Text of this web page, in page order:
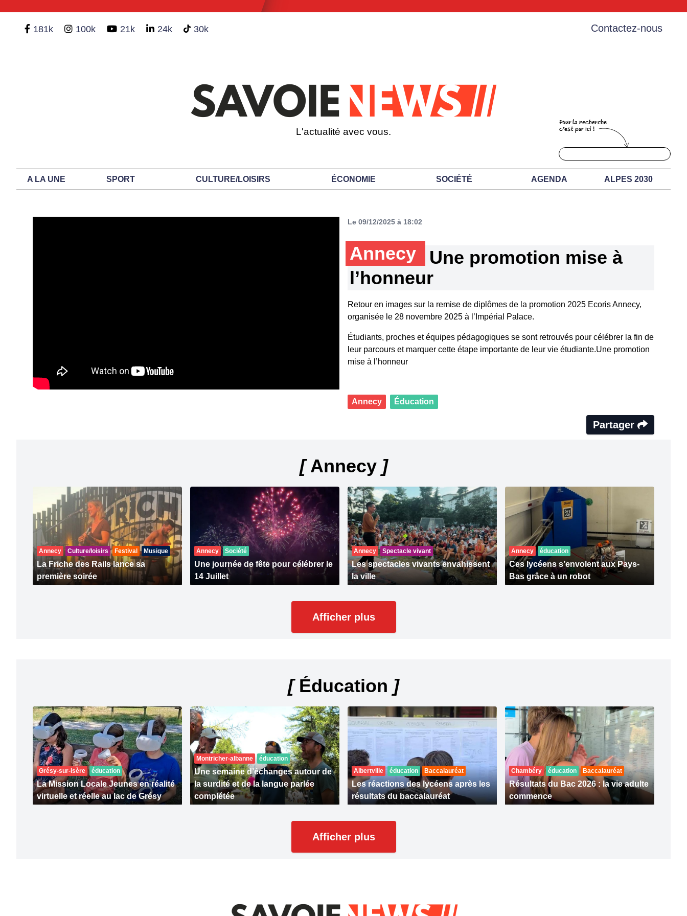
181k 100k 21k 24k 30k Contactez-nous
L'actualité avec vous.
A LA UNE SPORT CULTURE/LOISIRS ÉCONOMIE SOCIÉTÉ AGENDA ALPES 2030
Le 09/12/2025 à 18:02
Annecy
Une promotion mise à
l’honneur
Retour en images sur la remise de diplômes de la promotion 2025 Ecoris Annecy,
organisée le 28 novembre 2025 à l’Impérial Palace.
Étudiants, proches et équipes pédagogiques se sont retrouvés pour célébrer la fin de
leur parcours et marquer cette étape importante de leur vie étudiante.Une promotion
mise à l’honneur
Annecy Éducation
Partager
[Annecy ]
Annecy Culture/loisirs Festival Musique
La Friche des Rails lance sa
première soirée
Annecy Société
Une journée de fête pour célébrer le
14 Juillet
Annecy Spectacle vivant
Les spectacles vivants envahissent
la ville
Annecy éducation
Ces lycéens s’envolent aux Pays-
Bas grâce à un robot
Afficher plus
[Éducation ]
Grésy-sur-isère éducation
La Mission Locale Jeunes en réalité
virtuelle et réelle au lac de Grésy
Montricher-albanne éducation
Une semaine d’échanges autour de
la surdité et de la langue parlée
complétée
Albertville éducation Baccalauréat
Les réactions des lycéens après les
résultats du baccalauréat
Chambéry éducation Baccalauréat
Résultats du Bac 2026 : la vie adulte
commence
Afficher plus